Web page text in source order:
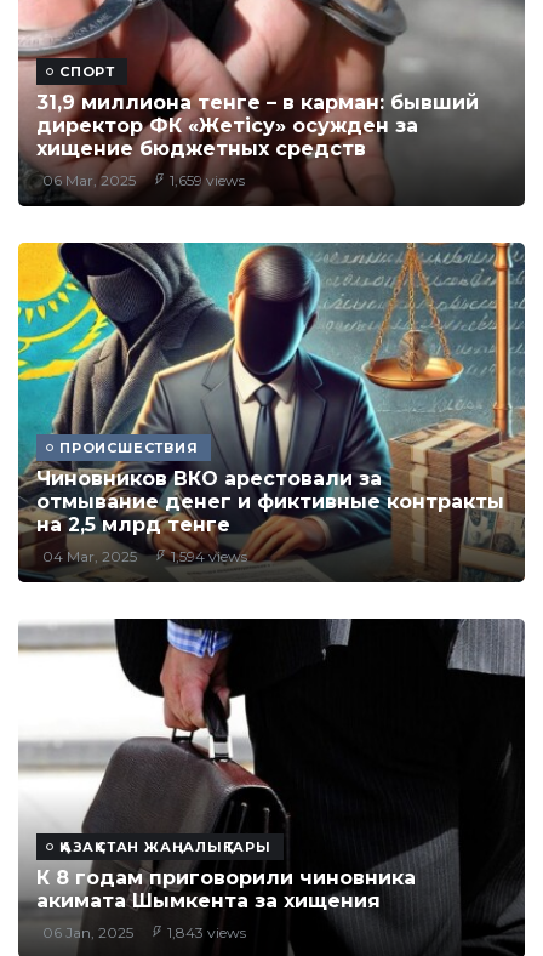
СПОРТ
31,9 миллиона тенге – в карман: бывший
директор ФК «Жетісу» осужден за
хищение бюджетных средств
06 Mar, 2025 1,659 views
ПРОИСШЕСТВИЯ
Чиновников ВКО арестовали за
отмывание денег и фиктивные контракты
на 2,5 млрд тенге
04 Mar, 2025 1,594 views
ҚАЗАҚСТАН ЖАҢАЛЫҚТАРЫ
К 8 годам приговорили чиновника
акимата Шымкента за хищения
06 Jan, 2025 1,843 views